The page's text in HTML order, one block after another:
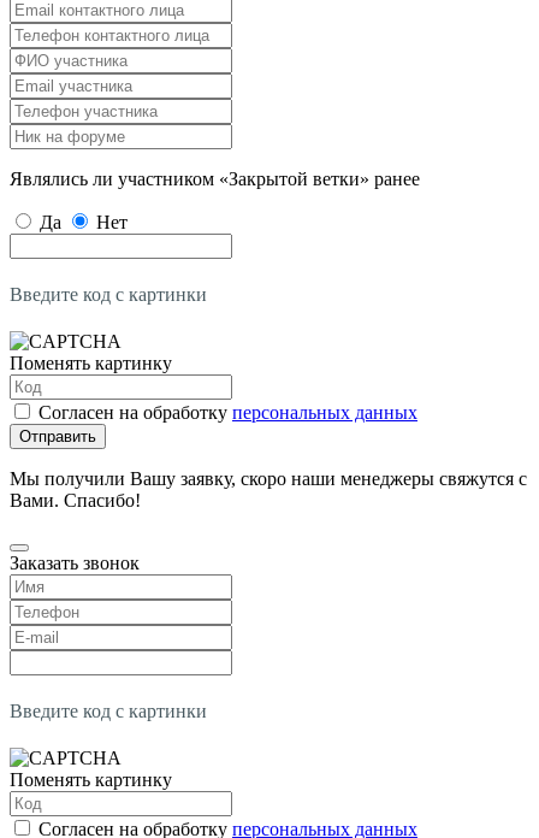
Являлись ли участником «Закрытой ветки» ранее
Да Нет
Введите код с картинки
Поменять картинку
Согласен на обработку персональных данных
Отправить
Мы получили Вашу заявку, скоро наши менеджеры свяжутся с
Вами. Спасибо!
Заказать звонок
Введите код с картинки
Поменять картинку
Согласен на обработку персональных данных